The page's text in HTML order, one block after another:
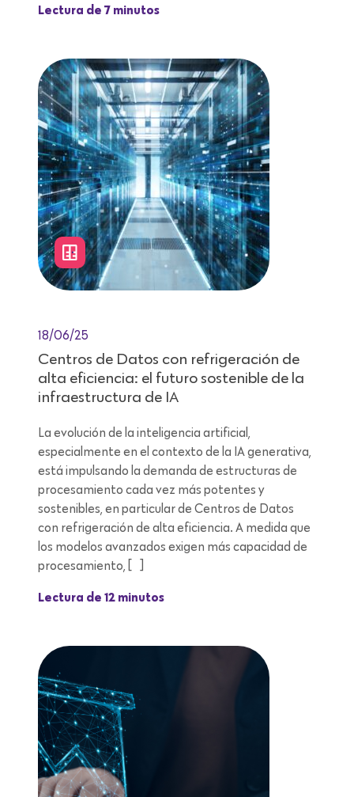
Lectura de 7 minutos
18/06/25
Centros de Datos con refrigeración de
alta eficiencia: el futuro sostenible de la
infraestructura de IA
La evolución de la inteligencia artificial,
especialmente en el contexto de la IA generativa,
está impulsando la demanda de estructuras de
procesamiento cada vez más potentes y
sostenibles, en particular de Centros de Datos
con refrigeración de alta eficiencia. A medida que
los modelos avanzados exigen más capacidad de
procesamiento, […]
Lectura de 12 minutos